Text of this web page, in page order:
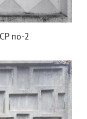
по-2